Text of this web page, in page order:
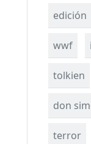
edición
wwf
tolkien
don
terror